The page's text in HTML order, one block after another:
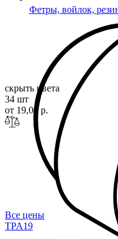
Фетры, войлок,
скрыть цвета
34 шт
от 19,00 р.
Все цены
TPA19